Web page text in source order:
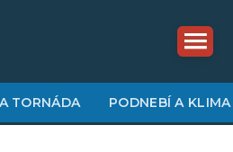
TORNÁDA PODNEBÍ A KLIMA